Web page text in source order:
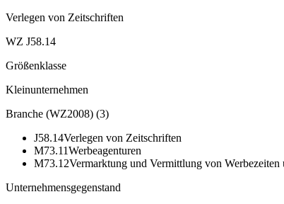
Verlegen von Zeitschriften
WZ J58.14
Größenklasse
Kleinunternehmen
Branche (WZ2008) (3)
J58.14Verlegen von Zeitschriften
M73.11Werbeagenturen
M73.12Vermarktung und Vermittlung von Werbezeiten
Unternehmensgegenstand